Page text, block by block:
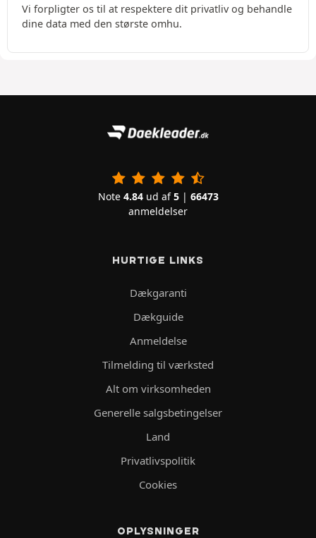
Vi forpligter os til at respektere dit privatliv og behandle
dine data med den største omhu.
Note 4.84ud af5| 66473
anmeldelser
HURTIGE LINKS
Dækgaranti
Dækguide
Anmeldelse
Tilmelding til værksted
Alt om virksomheden
Generelle salgsbetingelser
Land
Privatlivspolitik
Cookies
OPLYSNINGER